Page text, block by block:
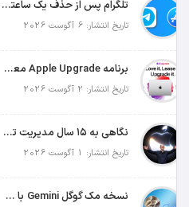
تلگرام پس از حذف یک ساعته به اپ استور بازگشت
تاریخ انتشار: 6 آگوست 2026
برنامه Apple Upgrade معرفی شد؛ شرایط اپل برای اجاره آیفون، آیپد، مک و اپل واچ
تاریخ انتشار: 2 آگوست 2026
نگاهی به ۱۵ سال مدیریت تیم کوک در اپل
تاریخ انتشار: 1 آگوست 2026
نسخه مک گوگل Gemini با قابلیت تحلیل صفحه و دستورات صوتی در به‌روزرسانی جدید